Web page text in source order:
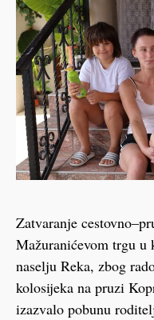
Zatvaranje
Mažuranićevom trgu u
naselju Reka, zbog
kolosijeka na pruzi
izazvalo pobunu